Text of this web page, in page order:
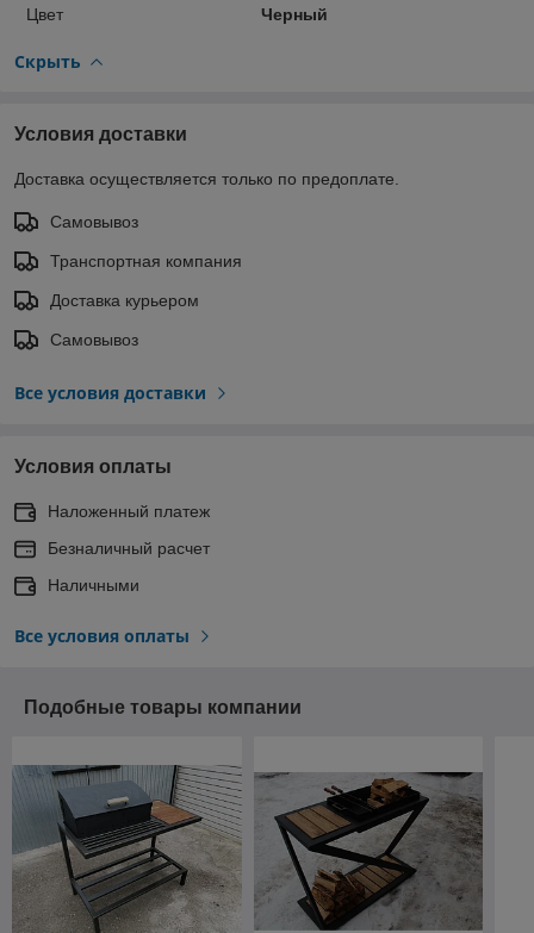
Цвет Черный
Скрыть
Условия доставки
Доставка осуществляется только по предоплате.
Самовывоз
Транспортная компания
Доставка курьером
Самовывоз
Все условия доставки
Условия оплаты
Наложенный платеж
Безналичный расчет
Наличными
Все условия оплаты
Подобные товары компании